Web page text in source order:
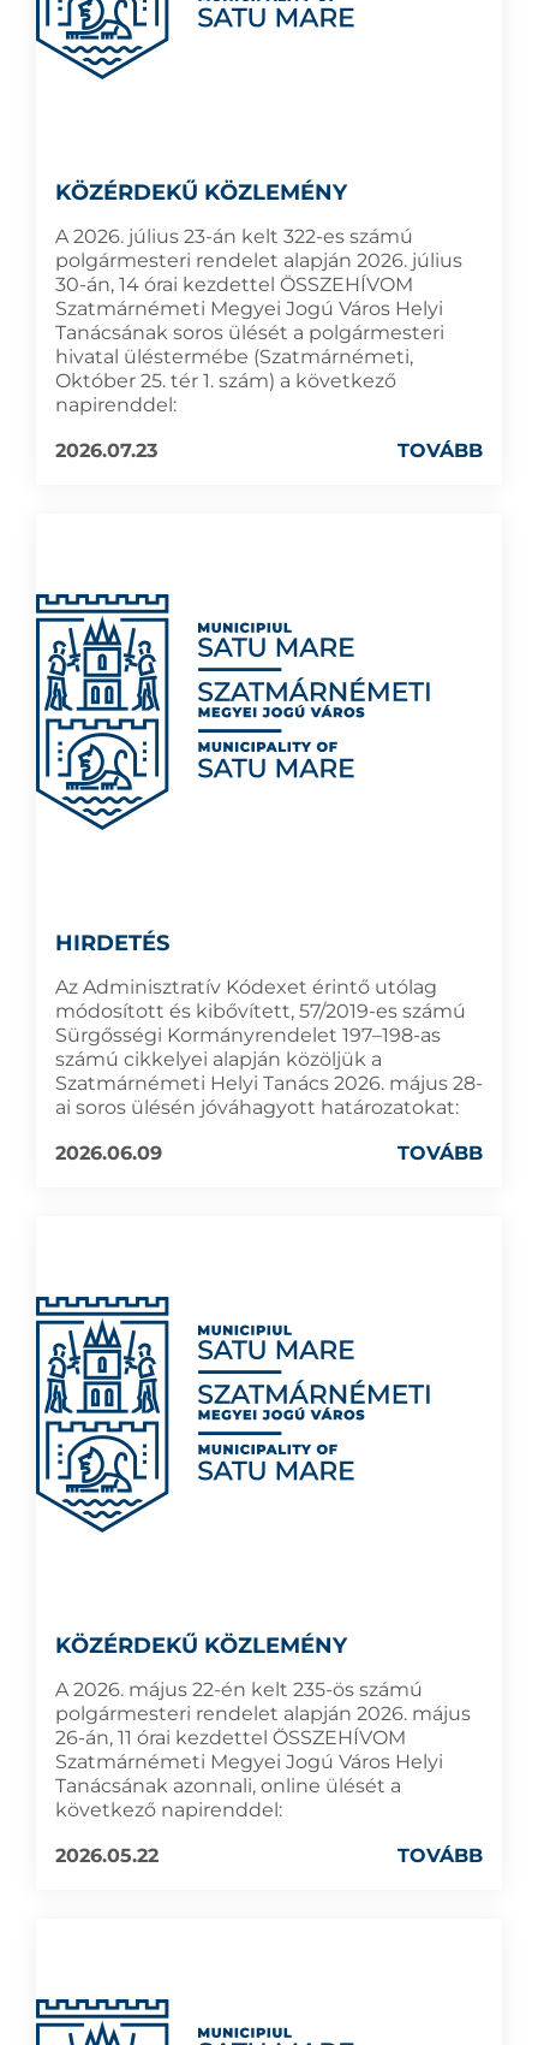
KÖZÉRDEKŰ KÖZLEMÉNY
A 2026. július 23-án kelt 322-es számú
polgármesteri rendelet alapján 2026. július
30-án, 14 órai kezdettel ÖSSZEHÍVOM
Szatmárnémeti Megyei Jogú Város Helyi
Tanácsának soros ülését a polgármesteri
hivatal üléstermébe (Szatmárnémeti,
Október 25. tér 1. szám) a következő
napirenddel:
2026.07.23
TOVÁBB
HIRDETÉS
Az Adminisztratív Kódexet érintő utólag
módosított és kibővített, 57/2019-es számú
Sürgősségi Kormányrendelet 197–198-as
számú cikkelyei alapján közöljük a
Szatmárnémeti Helyi Tanács 2026. május 28-
ai soros ülésén jóváhagyott határozatokat:
2026.06.09
TOVÁBB
KÖZÉRDEKŰ KÖZLEMÉNY
A 2026. május 22-én kelt 235-ös számú
polgármesteri rendelet alapján 2026. május
26-án, 11 órai kezdettel ÖSSZEHÍVOM
Szatmárnémeti Megyei Jogú Város Helyi
Tanácsának azonnali, online ülését a
következő napirenddel:
2026.05.22
TOVÁBB